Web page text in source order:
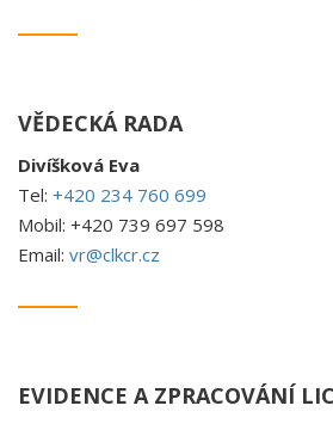
VĚDECKÁ RADA
Divíšková Eva
Tel: +420 234 760 699
Mobil: +420 739 697 598
Email: vr@clkcr.cz
EVIDENCE A ZPRACOVÁNÍ